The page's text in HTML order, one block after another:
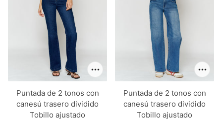
Puntada de 2 tonos con
canesú trasero dividido
Tobillo ajustado
Puntada de 2 tonos con
canesú trasero dividido
Tobillo ajustado